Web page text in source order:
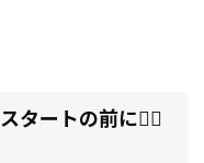
タートの前に🏃‍♀️